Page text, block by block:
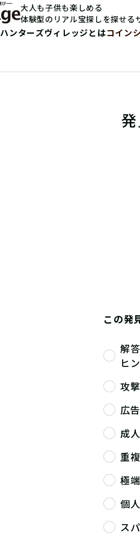
大人も子供も楽しめる
体験型のリアル宝探しを探せる
ハンターズヴィレッジとはコイン
この発
解
ヒ
攻
広
成
重
極
個
ス